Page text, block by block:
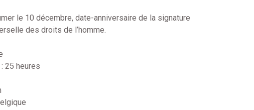
le 10 décembre, date-anniversaire de la signature
des droits de l’homme.
25 heures